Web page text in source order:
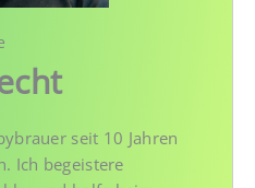
seit 10 Jahren
Ich begeistere